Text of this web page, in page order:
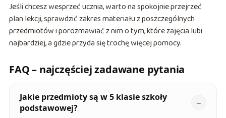
Jeśli chcesz wesprzeć ucznia, warto na spokojnie przejrzeć
plan lekcji, sprawdzić zakres materiału z poszczególnych
przedmiotów i porozmawiać z nim o tym, które zajęcia lubi
najbardziej, a gdzie przyda się trochę więcej pomocy.
FAQ – najczęściej zadawane pytania
Jakie przedmioty są w 5 klasie szkoły
podstawowej?